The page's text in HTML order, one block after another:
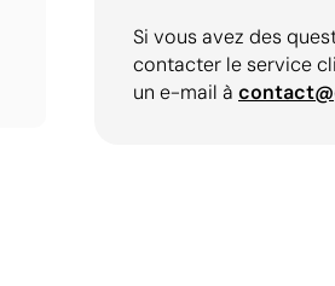
Si vous avez des
contacter le service
un e-mail à